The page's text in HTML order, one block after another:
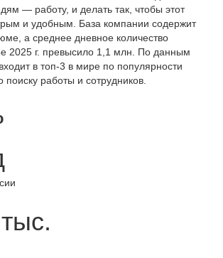
— работу, и делать так, чтобы этот
и удобным. База компании содержит
а среднее дневное количество
2025 г. превысило 1,1 млн. По данным
в топ-3 в мире по популярности
поиску работы и сотрудников.
тыс.